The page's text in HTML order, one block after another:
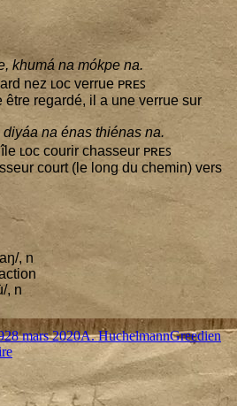
khumá na mókpe na.
nez ʟᴏᴄ ver­rue ᴘʀᴇꜱ
être regar­dé, il a une ver­rue sur
na énas thié­nas na.
ʟoᴄ cou­rir chas­seur ᴘʀᴇꜱ
court (le long du che­min) vers
, n
, n
28 mars 2020Author
A. HuchelmannCategories
Greedien